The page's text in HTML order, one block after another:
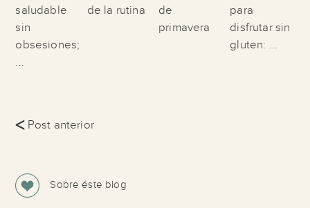
saludable
sin
obsesiones;
...
de la rutina
de
primavera
para
disfrutar sin
gluten: ...
<Post anterior
Sobre éste blog